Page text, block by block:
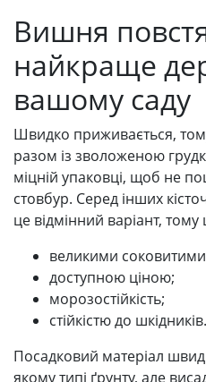
Вишня
найкраще
вашому саду
Швидко приживається,
разом із зволоженою
міцній упаковці, щоб не
стовбур. Серед інших
це відмінний варіант,
великими
доступною ціною;
морозостійкість;
стійкістю до шкідників.
Посадковий матеріал
якому типі ґрунту, але